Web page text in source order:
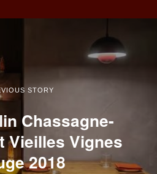
STORY
Chassagne-
Vieilles Vignes
2018